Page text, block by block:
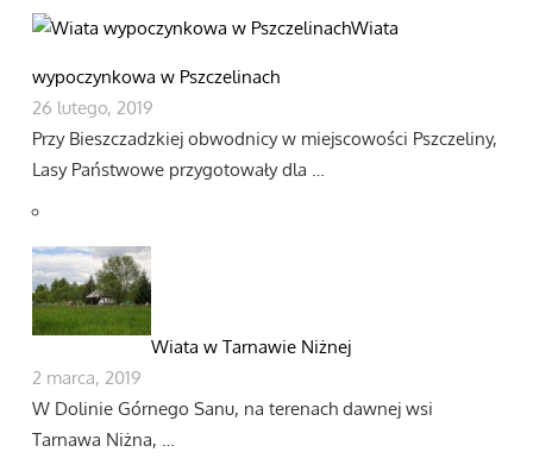
Wiata
wypoczynkowa w Pszczelinach
26 lutego, 2019
Przy Bieszczadzkiej obwodnicy w miejscowości Pszczeliny,
Lasy Państwowe przygotowały dla …
Wiata w Tarnawie Niżnej
2 marca, 2019
W Dolinie Górnego Sanu, na terenach dawnej wsi
Tarnawa Niżna, …